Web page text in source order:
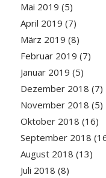
Mai 2019 (5)
April 2019 (7)
März 2019 (8)
Februar 2019 (7)
Januar 2019 (5)
Dezember 2018 (7)
November 2018 (5)
Oktober 2018 (16)
September 2018
August 2018 (13)
Juli 2018 (8)